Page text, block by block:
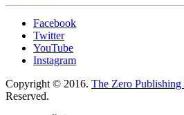
Facebook
Twitter
YouTube
Instagram
Copyright © 2016. The Zero
Reserved.